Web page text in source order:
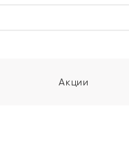
Акции